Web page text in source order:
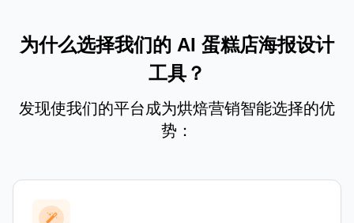
为什么选择我们的 AI 蛋糕店海报设计
工具？
发现使我们的平台成为烘焙营销智能选择的优
势：